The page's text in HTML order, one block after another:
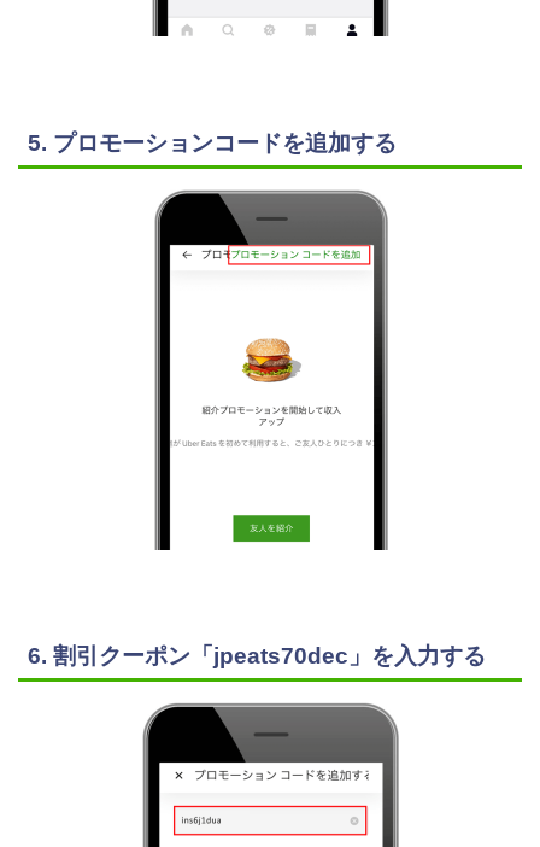
5. プロモーションコードを追加する
6. 割引クーポン「jpeats70dec」を入力する